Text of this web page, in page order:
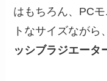
はもちろん、PC
トなサイズながら
ッシブラジエータ